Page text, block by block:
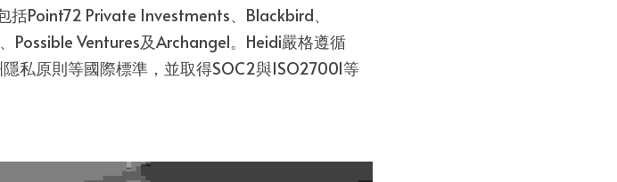
Point72 Private Investments、Blackbird、
Possible Ventures及Archangel。Heidi嚴格遵循
私原則等國際標準，並取得SOC2與ISO27001等